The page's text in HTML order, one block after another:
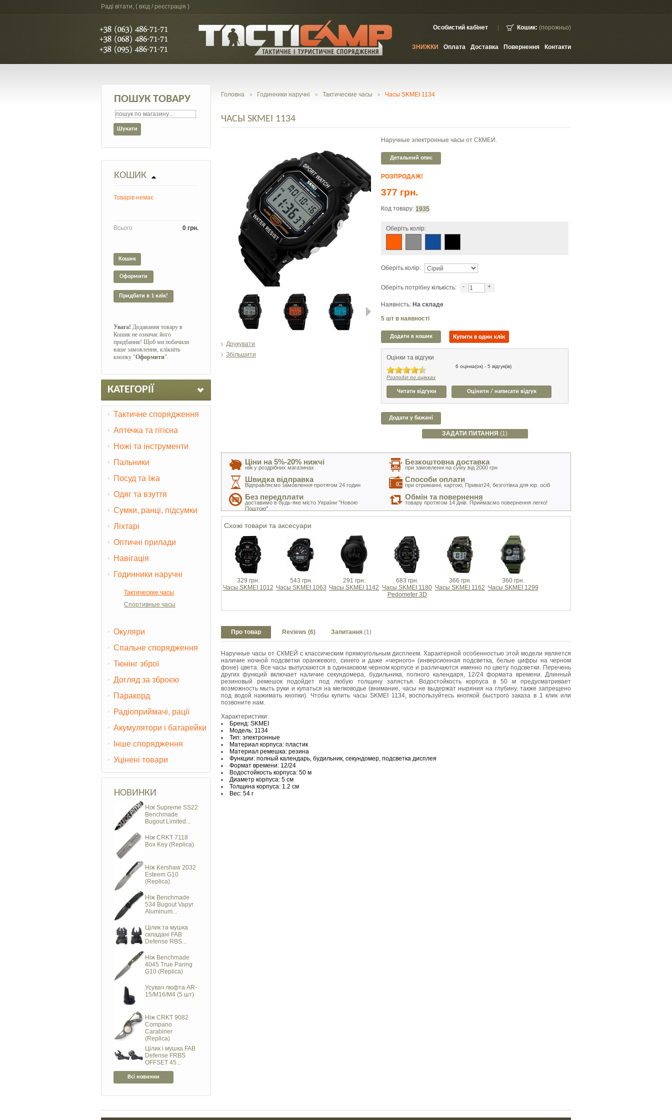
Раді вітати, ( вхід / реєстрація )
Кошик: (порожньо)
Особистий кабінет
Контакти
Повернення
Доставка
Оплата
ЗНИЖКИ
ПОШУК ТОВАРУ
КОШИК
Товарів немає
Всього 0 грн.
Кошик
Оформити
Придбати в 1 клік!
Увага! Додавання товару в
Кошик не означає його
придбання! Щоб ми побачили
ваше замовлення, клікніть
кнопку "Оформити".
КАТЕГОРІЇ
Тактичне спорядження
Аптечка та гігієна
Ножі та інструменти
Пальники
Посуд та їжа
Одяг та взуття
Сумки, ранці, підсумки
Ліхтарі
Оптичні прилади
Навігація
Годинники наручні
Тактические часы
Спортивные часы
Окуляри
Спальне спорядження
Тюнінг зброї
Догляд за зброєю
Паракорд
Радіоприймачі, рації
Акумулятори і батарейки
Інше спорядження
Уцінені товари
НОВИНКИ
Ніж Supreme SS22
Benchmade
Bugout Limited...
Ніж CRKT 7118
Box Key (Replica)
Ніж Kershaw 2032
Esteem G10
(Replica)
Ніж Benchmade
534 Bugout Vapyr
Aluminum...
Цілик та мушка
складані FAB
Defense RBS...
Ніж Benchmade
4045 True Paring
G10 (Replica)
Усувач люфта AR-
15/M16/M4 (5 шт)
Ніж CRKT 9082
Compano
Carabiner
(Replica)
Цілик і мушка FAB
Defense FRBS
OFFSET 45...
Всі новинки
Головна > Годинники наручні > Тактические часы > Часы SKMEI 1134
ЧАСЫ SKMEI 1134
Друкувати
Збільшити
Наручные электронные часы от СКМЕИ.
Детальний опис
РОЗПРОДАЖ!
377 грн.
Код товару: 1935
Оберіть колір:
Оберіть колір:
Оберіть потрібну кількість: - +
Наявність: На складе
5 шт в наявності
Додати в кошик
Оцінки та відгуки
6 оцінка(ок) - 5 відгук(ів)
Розподіл по оцінках
Читати відгуки Оцінити / написати відгук
Додати у бажані
ЗАДАТИ ПИТАННЯ (1)
Ціни на 5%-20% нижчі
ніж у роздрібних магазинах
Швидка відправка
Відправляємо замовлення протягом 24 годин
Без передплати
доставимо в будь-яке місто України "Новою
Поштою"
Безкоштовна доставка
при замовленні на суму від 2000 грн
Способи оплати
при отриманні, картою, Приват24, безготівка для юр. осіб
Обмін та повернення
товару протягом 14 днів. Приймаємо повернення легко!
Схожі товари та аксесуари
329 грн.
Часы SKMEI 1012
543 грн.
Часы SKMEI 1063
291 грн.
Часы SKMEI 1142
683 грн.
Часы SKMEI 1180
Pedometer 3D
366 грн.
Часы SKMEI 1162
360 грн.
Часы SKMEI 1299
Про товар Reviews (6) Запитання (1)
Наручные часы от СКМЕЙ с классическим прямоугольным дисплеем. Характерной особенностью этой модели является
наличие ночной подсветки оранжевого, синего и даже «черного» (инверсионная подсветка, белые цифры на черном
фоне) цвета. Все часы выпускаются в одинаковом черном корпусе и различаются именно по цвету подсветки. Перечень
других функций включает наличие секундомера, будильника, полного календаря, 12/24 формата времени. Длинный
резиновый ремешок подойдет под любую толщину запястья. Водостойкость корпуса в 50 м предусматривает
возможность мыть руки и купаться на мелководье (внимание, часы не выдержат ныряния на глубину, также запрещено
под водой нажимать кнопки). Чтобы купить часы SKMEI 1134, воспользуйтесь кнопкой быстрого заказа в 1 клик или
позвоните нам.
Характеристики:
Бренд: SKMEI
Модель: 1134
Тип: электронные
Материал корпуса: пластик
Материал ремешка: резина
Функции: полный календарь, будильник, секундомер, подсветка дисплея
Формат времени: 12/24
Водостойкость корпуса: 50 м
Диаметр корпуса: 5 см
Толщина корпуса: 1.2 см
Вес: 54 г